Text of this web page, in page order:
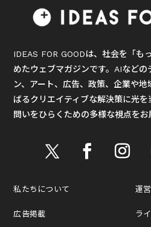
IDEAS FOR GOODは、社会を「も
めたウェブマガジンです。AIなどの
ン、アート、広告、政策、企業や
ばるクリエイティブな解決策に光
問いをひらくための多様な視点をお
私たちについて
広告掲載
運
ラ